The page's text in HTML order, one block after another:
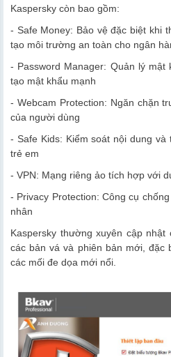
Kaspersky còn bao gồm:
- Safe Money: Bảo vệ đặc biệt khi
tạo môi trường an toàn cho ngân
- Password Manager: Quản lý
tạo mật khẩu mạnh
- Webcam Protection: Ngăn chặn
của người dùng
- Safe Kids: Kiểm soát nội dung
trẻ em
- VPN: Mạng riêng ảo tích hợp với
- Privacy Protection: Công cụ
nhân
Kaspersky thường xuyên cập
các bản vá và phiên bản mới, đặc
các mối đe dọa mới nổi.